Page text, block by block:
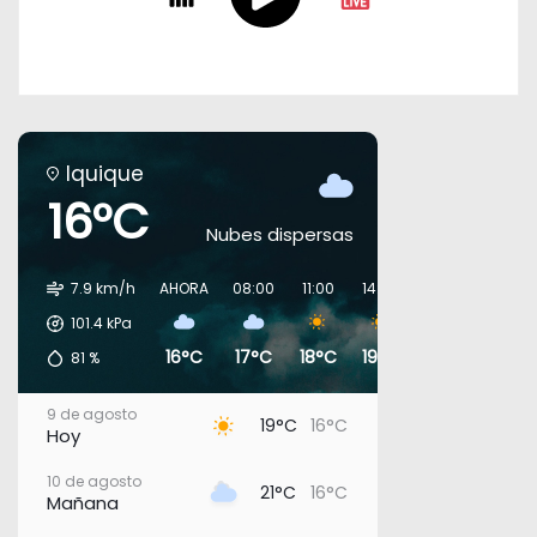
Iquique
16°C Nubes dispersas
7.9 km/h
101.4kPa
81 %
AHORA
16°C
08:00
17°C
11:00
18°C
14:00
19°C
9 de agosto
Hoy 19°C 16°C
10 de agosto
Mañana 21°C 16°C